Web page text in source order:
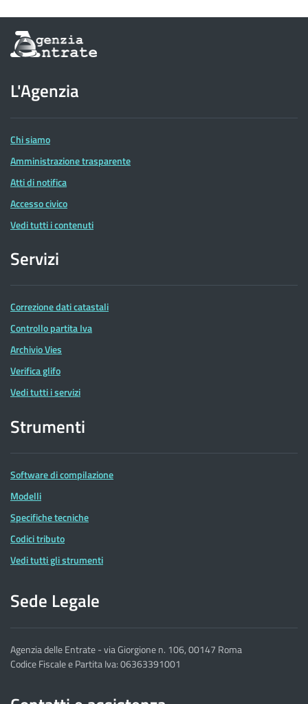
Informazioni
sul
dell'Agenzia
delle
Entrate
L'Agenzia
Chi siamo
Amministrazione trasparente
Atti di notifica
Accesso civico
Vedi tutti i contenuti
Servizi
Correzione dati catastali
Controllo partita Iva
Archivio Vies
Verifica glifo
Vedi tutti i servizi
Strumenti
Software di compilazione
Modelli
Specifiche tecniche
Codici tributo
Vedi tutti gli strumenti
Sede Legale
Agenzia delle Entrate - via Giorgione n. 106, 00147 Roma
Codice Fiscale e Partita Iva: 06363391001